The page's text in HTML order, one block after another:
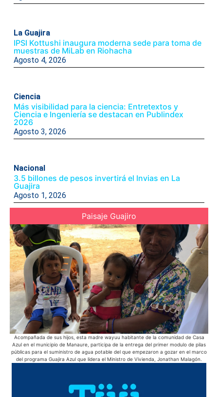
La Guajira
IPSI Kottushi inaugura moderna sede para toma de
muestras de MiLab en Riohacha
Agosto 4, 2026
Ciencia
Más visibilidad para la ciencia: Entretextos y
Ciencia e Ingeniería se destacan en Publindex
2026
Agosto 3, 2026
Nacional
3.5 billones de pesos invertirá el Invias en La
Guajira
Agosto 1, 2026
Paisaje Guajiro
Acompañada de sus hijos, esta madre wayuu habitante de la comunidad de Casa
Azul en el municipio de Manaure, participa de la entrega del primer modulo de pilas
públicas para el suministro de agua potable del que empezaron a gozar en el marco
del programa Guajira Azul que lidera el Ministro de Vivienda, Jonathan Malagón.